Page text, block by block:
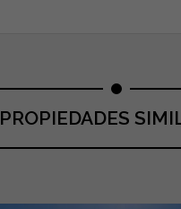
PROPIEDADES